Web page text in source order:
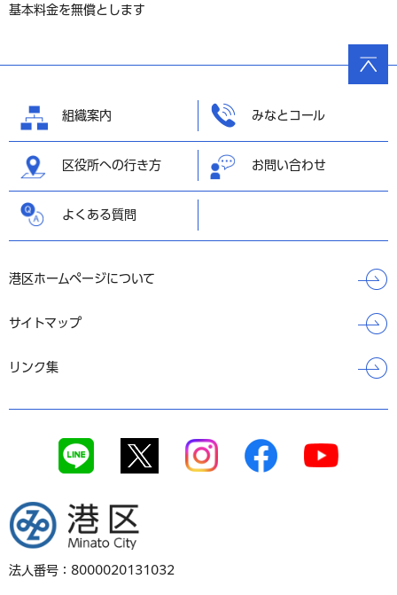
基本料金を無償とします
組織案内 みなとコール
区役所への行き方 お問い合わせ
よくある質問
港区ホームページについて
サイトマップ
リンク集
港区
法人番号：8000020131032
ページ
の先頭